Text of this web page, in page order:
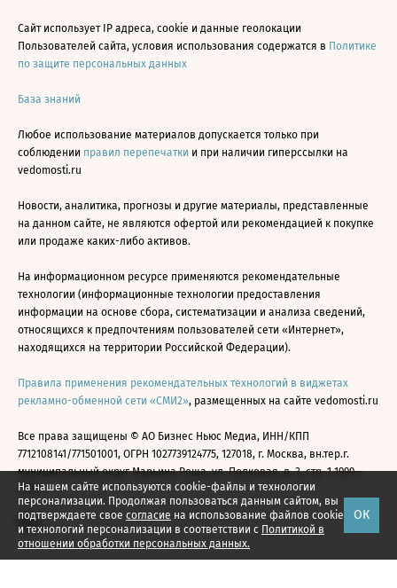
На нашем сайте используются cookie-файлы и технологии
персонализации. Продолжая пользоваться данным сайтом, вы
подтверждаете свое согласие на использование файлов cookie
и технологий персонализации в соответствии с Политикой в
отношении обработки персональных данных.
ОК
Сайт использует IP адреса, cookie и данные геолокации
Пользователей сайта, условия использования содержатся в Политике
по защите персональных данных
База знаний
Любое использование материалов допускается только при
соблюдении правил перепечатки и при наличии гиперссылки на
vedomosti.ru
Новости, аналитика, прогнозы и другие материалы, представленные
на данном сайте, не являются офертой или рекомендацией к покупке
или продаже каких-либо активов.
На информационном ресурсе применяются рекомендательные
технологии (информационные технологии предоставления
информации на основе сбора, систематизации и анализа сведений,
относящихся к предпочтениям пользователей сети «Интернет»,
находящихся на территории Российской Федерации).
Правила применения рекомендательных технологий в виджетах
рекламно-обменной сети «СМИ2», размещенных на сайте vedomosti.ru
Все права защищены © АО Бизнес Ньюс Медиа, ИНН/КПП
7712108141/771501001, ОГРН 1027739124775, 127018, г. Москва, вн.тер.г.
муниципальный округ Марьина Роща, ул. Полковая, д. 3, стр. 1 1999—
2026